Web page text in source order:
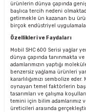
ürünlerin dünya çapında
başlıca tercih nedeni
getirmekle ün kazanan bu
birçok endüstriyel
Özellikleri ve Faydaları
Mobil SHC 600 Serisi yağlar
dünya çapında tanınmakta
adamlarımızın yaptığı
benzersiz yağlama ürünleri
kararlılığımızı sembolize
oynayan temel faktörlerin
tasarımları ve çalışma
temini için bilim adamlarımız
üreticileri arasında